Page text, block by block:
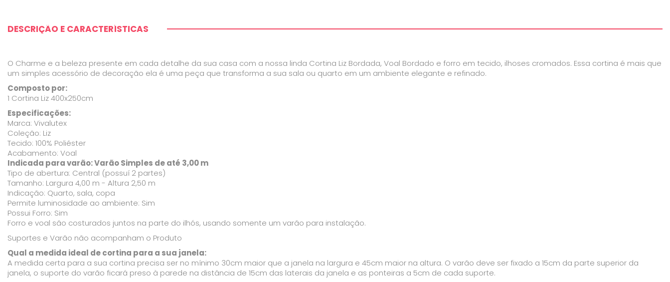
DESCRIÇÃO E CARACTERÍSTICAS
O Charme e a beleza presente em cada detalhe da sua casa com a nossa linda Cortina Liz Bordada, Voal Bordado e forro em tecido, ilhoses cromados. Essa cortina é mais que
um simples acessório de decoração ela é uma peça que transforma a sua sala ou quarto em um ambiente elegante e refinado.
Composto por:
1 Cortina Liz 400x250cm
Especificações:
Marca: Vivalutex
Coleção: Liz
Tecido: 100% Poliéster
Acabamento: Voal
Indicada para varão: Varão Simples de até 3,00 m
Tipo de abertura: Central (possuí 2 partes)
Tamanho: Largura 4,00 m - Altura 2,50 m
Indicação: Quarto, sala, copa
Permite luminosidade ao ambiente: Sim
Possui Forro: Sim
Forro e voal são costurados juntos na parte do ilhós, usando somente um varão para instalação.
Suportes e Varão não acompanham o Produto
Qual a medida ideal de cortina para a sua janela:
A medida certa para a sua cortina precisa ser no mínimo 30cm maior que a janela na largura e 45cm maior na altura. O varão deve ser fixado a 15cm da parte superior da
janela, o suporte do varão ficará preso à parede na distância de 15cm das laterais da janela e as ponteiras a 5cm de cada suporte.